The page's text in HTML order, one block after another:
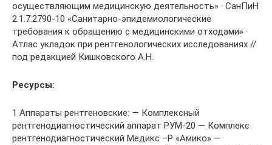
осуществляющим медицинскую деятельность» · СанПиН
2.1.7.2790-10 «Санитарно-эпидемиологические
требования к обращению с медицинскими отходами» ·
Атлас укладок при рентгенологических исследованиях //
под редакцией Кишковского А.Н.
Ресурсы:
1 Аппараты рентгеновские: — Комплексный
рентгенодиагностический аппарат РУМ-20 — Комплекс
рентгенодиагностический Медикс –Р «Амико» —